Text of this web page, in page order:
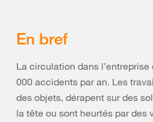
En bref
La circulation dans
000 accidents par an. Les
des objets, dérapent sur des
la tête ou sont heurtés par des